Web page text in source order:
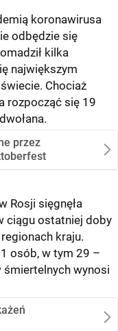
koronawirusa
odbędzie się
kilka
największym
Chociaż
rozpocząć się 19
przez
Rosji sięgnęła
ciągu ostatniej doby
kraju.
osób, w tym 29 –
wynosi